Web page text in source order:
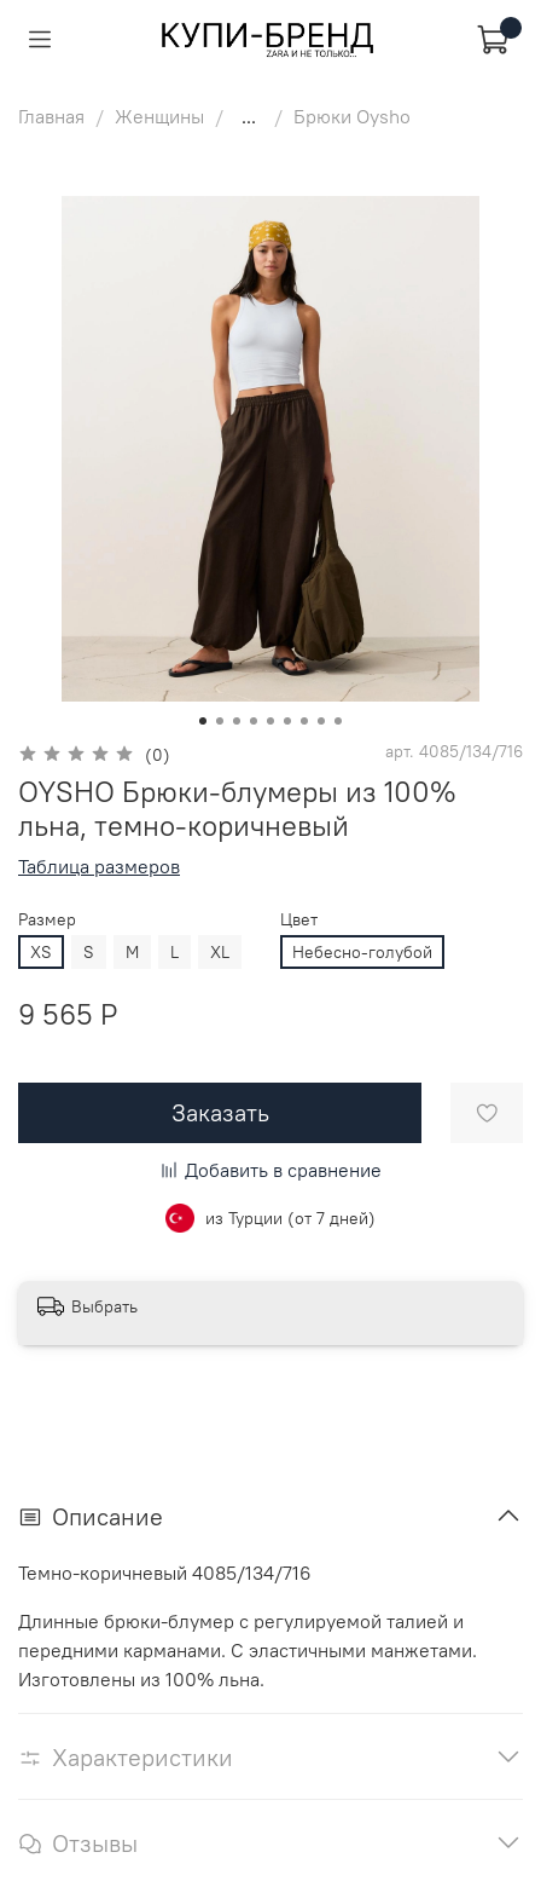
Главная Женщины ... Брюки Oysho
(0) арт. 4085/134/716
OYSHO Брюки-блумеры из 100%
льна, темно-коричневый
Таблица размеров
Размер
XS
S M L XL
Цвет
Небесно-голубой
9 565 P
Заказать
Добавить в сравнение
из Турции (от 7 дней)
Выбрать
Описание
Темно-коричневый 4085/134/716
Длинные брюки-блумер с регулируемой талией и
передними карманами. С эластичными манжетами.
Изготовлены из 100% льна.
Характеристики
Отзывы